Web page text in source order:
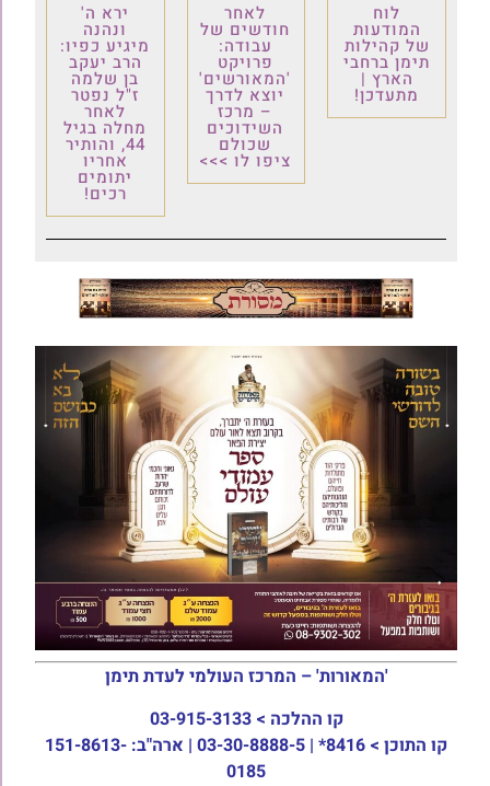
לוח
המודעות
של קהילות
תימן ברחבי
הארץ |
מתעדכן!
לאחר
חודשים של
עבודה:
פרויקט
'המאורשים'
יוצא לדרך
– מרכז
השידוכים
שכולם
ציפו לו >>>
ירא ה'
ונהנה
מיגיע כפיו:
הרב יעקב
בן שלמה
ז"ל נפטר
לאחר
מחלה בגיל
44, והותיר
אחריו
יתומים
רכים!
'המאורות' – המרכז העולמי לעדת תימן
קו ההלכה > 03-915-3133
קו התוכן >
8416* | 03-30-8888-5 | ארה"ב: 151-8613-
0185